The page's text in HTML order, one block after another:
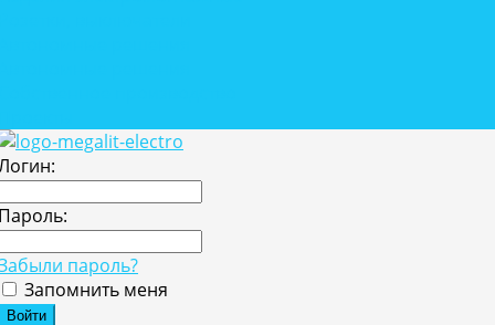
пароль?
Запомнить меня